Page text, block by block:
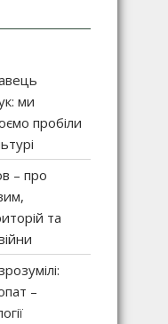
ми
пробіли
– про
та
–